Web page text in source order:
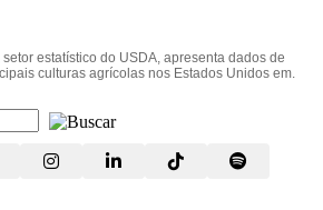
estatístico do USDA, apresenta dados de
culturas agrícolas nos Estados Unidos em.